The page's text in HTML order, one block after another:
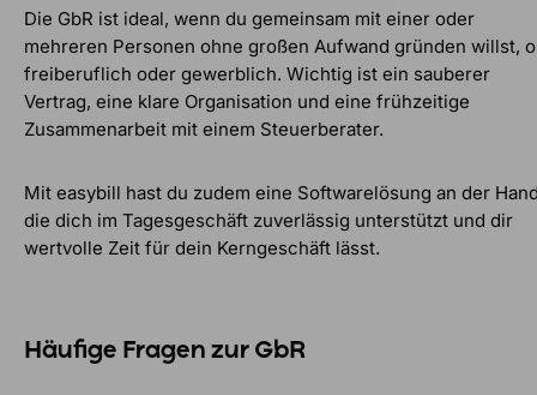
Die GbR ist ideal, wenn du gemeinsam mit einer oder
mehreren Personen ohne großen Aufwand gründen willst,
freiberuflich oder gewerblich. Wichtig ist ein sauberer
Vertrag, eine klare Organisation und eine frühzeitige
Zusammenarbeit mit einem Steuerberater.
Mit easybill hast du zudem eine Softwarelösung an der
die dich im Tagesgeschäft zuverlässig unterstützt und dir
wertvolle Zeit für dein Kerngeschäft lässt.
Häufige Fragen zur GbR